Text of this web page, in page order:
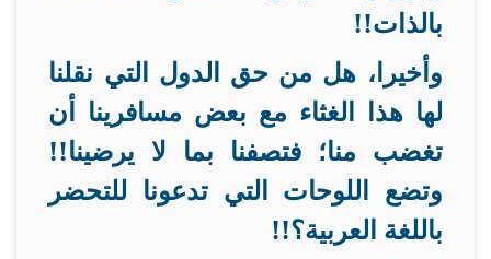
بالذات!!
وأخيرا، هل من حق الدول التي نقلنا
لها هذا الغثاء مع بعض مسافرينا أن
تغضب منا؛ فتصفنا بما لا يرضينا!!
وتضع اللوحات التي تدعونا للتحضر
باللغة العربية؟!!